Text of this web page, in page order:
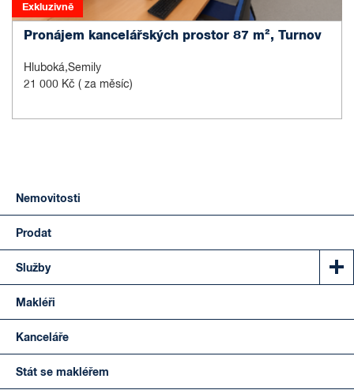
Exkluzivně
Pronájem kancelářských prostor 87 m², Turnov
Hluboká,Semily
21 000 Kč ( za měsíc)
Nemovitosti
Prodat
Služby
Makléři
Kanceláře
Stát se makléřem